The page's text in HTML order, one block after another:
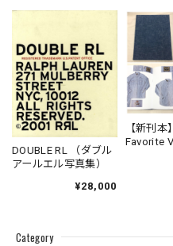
Category
DOUBLE RL （ダブル
アールエル写真集）
¥28,000
【新刊本
Favorite